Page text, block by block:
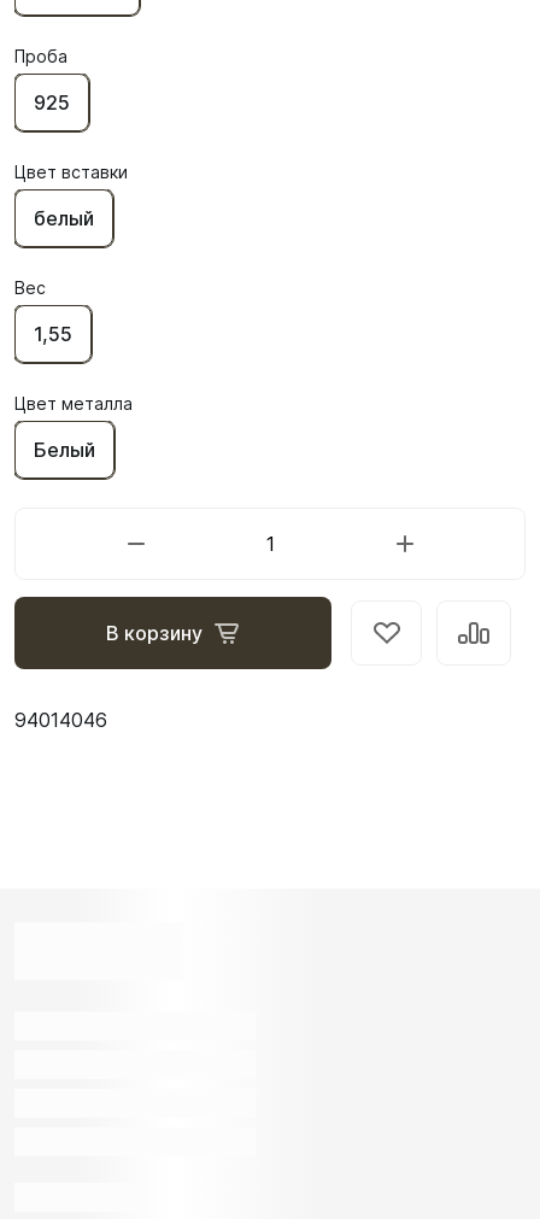
Проба
925
Цвет вставки
белый
Вес
1,55
Цвет металла
Белый
В корзину
94014046